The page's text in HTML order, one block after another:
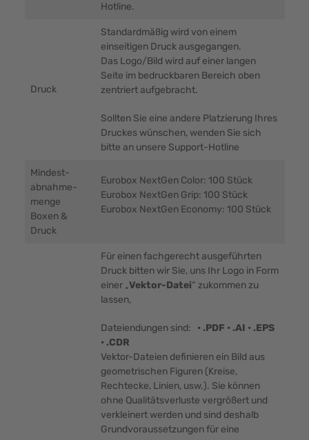
Hotline.
Druck
Standardmäßig wird von einem
einseitigen Druck ausgegangen.
Das Logo/Bild wird auf einer langen
Seite im bedruckbaren Bereich oben
zentriert aufgebracht.
Sollten Sie eine andere Platzierung Ihres
Druckes wünschen, wenden Sie sich
bitte an unsere Support-Hotline
Mindest-
abnahme-
menge
Boxen &
Druck
Eurobox NextGen Color: 100 Stück
Eurobox NextGen Grip: 100 Stück
Eurobox NextGen Economy: 100 Stück
Für einen fachgerecht ausgeführten
Druck bitten wir Sie, uns Ihr Logo in Form
einer „Vektor-Datei“ zukommen zu
lassen,
Dateiendungen sind: • .PDF • .AI • .EPS
• .CDR
Vektor-Dateien definieren ein Bild aus
geometrischen Figuren (Kreise,
Rechtecke, Linien, usw.). Sie können
ohne Qualitätsverluste vergrößert und
verkleinert werden und sind deshalb
Grundvoraussetzungen für eine